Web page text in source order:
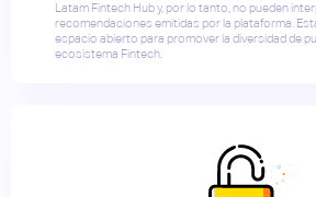
Latam Fintech Hub y, por lo tanto, no pueden
recomendaciones emitidas por la plataforma.
espacio abierto para promover la diversidad de
ecosistema Fintech.